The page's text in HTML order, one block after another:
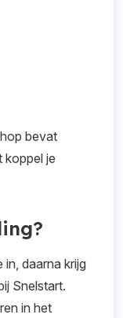
bevat
koppel je
daarna krijg
Snelstart.
in het